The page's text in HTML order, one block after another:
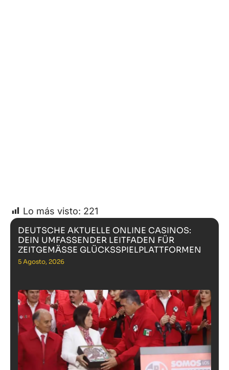
Lo más visto: 221
DEUTSCHE AKTUELLE ONLINE CASINOS:
DEIN UMFASSENDER LEITFADEN FÜR
ZEITGEMÄSSE GLÜCKSSPIELPLATTFORMEN
5 Agosto, 2026